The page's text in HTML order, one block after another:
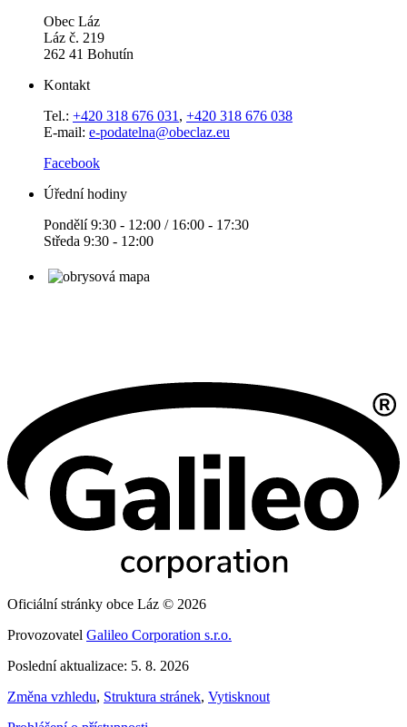
Obec Láz
Láz č. 219
262 41 Bohutín
Kontakt
Tel.: +420 318 676 031 , +420 318 676 038
E-mail: e-podatelna@obeclaz.eu
Facebook
Úřední hodiny
Pondělí 9:30 - 12:00 / 16:00 - 17:30
Středa 9:30 - 12:00
Oficiální stránky obce Láz © 2026
Provozovatel Galileo Corporation s.r.o.
Poslední aktualizace: 5. 8. 2026
Změna vzhledu, Struktura stránek, Vytisknout